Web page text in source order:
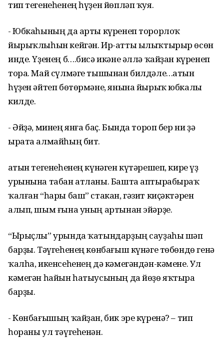
тип тегенеһенең һүҙен йөпләп ҡуя.
- Юбкаһының да арты күренеп торорлоҡ
йырыҡлыһын кейгән. Ир-атты ылыҡтырыр өсөн
инде. Үҙенең б….бисә икәне әллә ҡайҙан күренеп
тора. Май сүлмәге тышынан билдәле…Ҡатын
һүҙен әйтеп бөтөрмәне, янына йырыҡ юбкалы
килде.
- Әйҙә, минең янға баҫ. Бында тороп бер ни ҙә
ырата алмайһың бит.
Ҡатын тегенеһенең күнәген күтәрешеп, кире үҙ
урынына табан атланы. Башта аптырабыраҡ
ҡалған “һары баш” стакан, гәзит киҫәктәрен
алып, шым ғына уның артынан эйәрҙе.
“Ырыҫлы” урында ҡатындарҙың сауҙаһы шәп
барҙы. Тәүгеһенең көнбағыш күнәге төбөндө генә
ҡалһа, икенсеһенең дә кәмегәндән-кәмене. Ул
кәмегән һайын һатыусының да йөҙө яҡтыра
барҙы.
- Көнбағышың ҡайҙан, бик эре күренә? – тип
һораны ул тәүгеһенән.